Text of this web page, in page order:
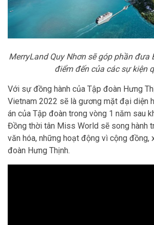
MerryLand Quy Nhơn sẽ góp phần đưa
điểm đến của các sự kiện
Với sự đồng hành của Tập đoàn Hưng
Vietnam 2022 sẽ là gương mặt đại diện
án của Tập đoàn trong vòng 1 năm sau
Đồng thời tân Miss World sẽ song hành
văn hóa, những hoạt động vì cộng đồng,
đoàn Hưng Thịnh.